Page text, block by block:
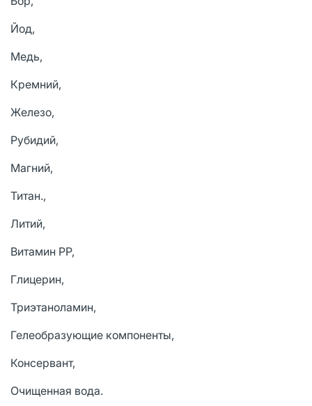
Йод,
Медь,
Кремний,
Железо,
Рубидий,
Магний,
Титан.,
Литий,
Витамин РР,
Глицерин,
Триэтаноламин,
Гелеобразующие компоненты,
Консервант,
Очищенная вода.